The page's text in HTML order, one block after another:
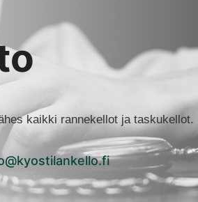
kaikki rannekellot ja taskukellot.